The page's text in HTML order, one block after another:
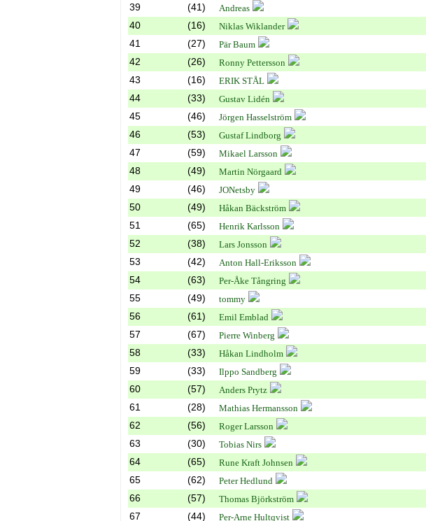
39
(41) Andreas
40
(16) Niklas Wiklander
41
(27) Pär Baum
42
(26) Ronny Pettersson
43
(16) ERIK STÅL
44
(33) Gustav Lidén
45
(46) Jörgen Hasselström
46
(53) Gustaf Lindborg
47
(59) Mikael Larsson
48
(49) Martin Nörgaard
49
(46) JONetsby
50
(49) Håkan Bäckström
51
(65) Henrik Karlsson
52
(38) Lars Jonsson
53
(42) Anton Hall-Eriksson
54
(63) Per-Åke Tångring
55
(49) tommy
56
(61) Emil Emblad
57
(67) Pierre Winberg
58
(33) Håkan Lindholm
59
(33) Ilppo Sandberg
60
(57) Anders Prytz
61
(28) Mathias Hermansson
62
(56) Roger Larsson
63
(30) Tobias Nirs
64
(65) Rune Kraft Johnsen
65
(62) Peter Hedlund
66
(57) Thomas Björkström
67
(44) Per-Arne Hultqvist